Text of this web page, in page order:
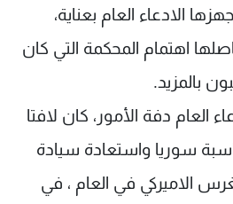
الادعاء العام بعناية،
اهتمام المحكمة التي كان
بالمزيد.
العام دفة الأمور، كان لافتا
سوريا واستعادة سيادة
الاميركي في العام ، في